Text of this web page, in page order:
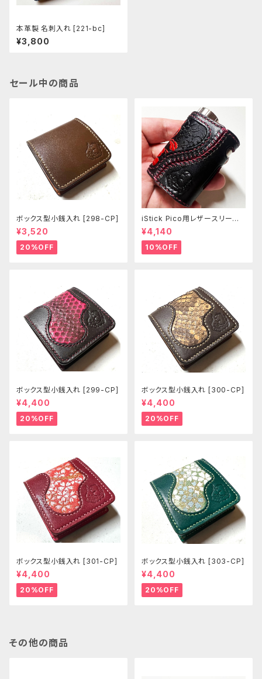
本革製 名刺入れ [221-bc]
¥3,800
セール中の商品
ボックス型小銭入れ [298-CP]
¥3,520
20%OFF
iStick Pico用レザースリーブ
[381-pc]
¥4,140
10%OFF
ボックス型小銭入れ [299-CP]
¥4,400
20%OFF
ボックス型小銭入れ [300-CP]
¥4,400
20%OFF
ボックス型小銭入れ [301-CP]
¥4,400
20%OFF
ボックス型小銭入れ [303-CP]
¥4,400
20%OFF
その他の商品